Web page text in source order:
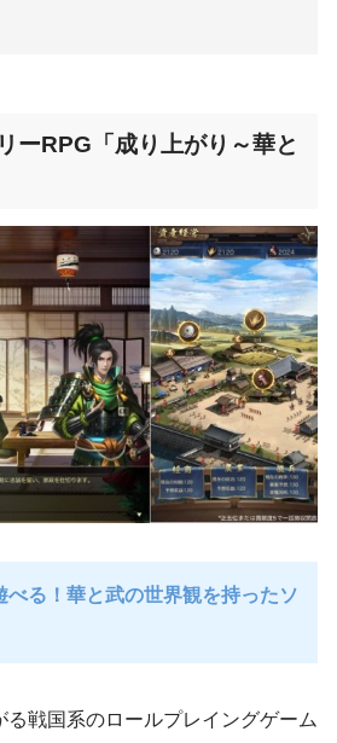
ーRPG「成り上がり～華と
べる！華と武の世界観を持ったソ
戦国系のロールプレイングゲーム